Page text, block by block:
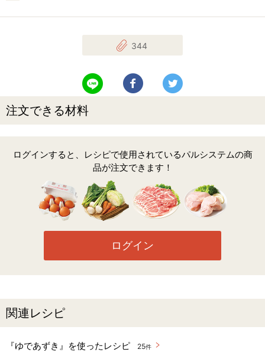
344
LINEで送る Facebookでシェアする
注文できる材料
ログインすると、レシピで使用されているパルシステムの商
品が注文できます！
ログイン
関連レシピ
『ゆであずき』を使ったレシピ 25件